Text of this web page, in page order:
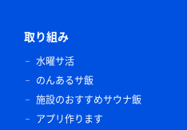
取り組み
水曜サ活
のんあるサ飯
施設のおすすめサウナ飯
アプリ作ります